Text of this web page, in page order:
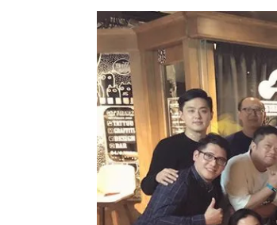
遠見雜誌整合傳播部企劃